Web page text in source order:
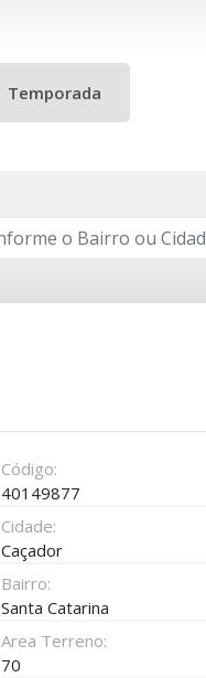
Temporada
Código:
40149877
Cidade:
Caçador
Bairro:
Santa Catarina
Area Terreno:
70